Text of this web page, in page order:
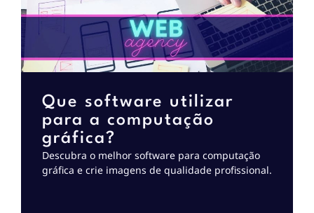
Que software utilizar
para a computação
gráfica?
Descubra o melhor software para computação
gráfica e crie imagens de qualidade profissional.